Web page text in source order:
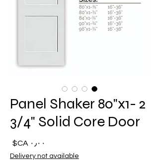
2 Panel Shaker 80"x1-
3/4" Solid Core Door
Delivery not available